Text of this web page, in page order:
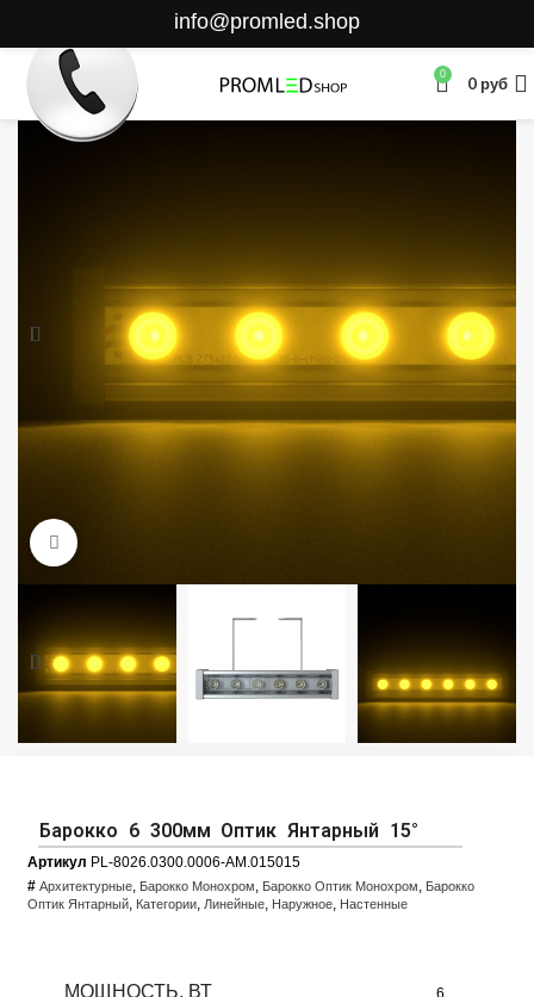
info@promled.shop
0 0руб
Барокко 6 300мм Оптик Янтарный 15°
Артикул PL-8026.0300.0006-AM.015015
# Архитектурные, Барокко Монохром, Барокко Оптик Монохром, Барокко
Оптик Янтарный, Категории, Линейные, Наружное, Настенные
МОЩНОСТЬ, ВТ 6